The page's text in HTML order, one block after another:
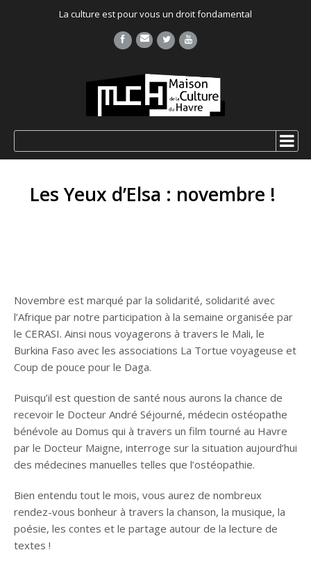
La culture est pour vous un droit fondamental
Les Yeux d’Elsa : novembre !
Novembre est marqué par la solidarité, solidarité avec
l’Afrique par notre participation à la semaine organisée par
le CERASI. Ainsi nous voyagerons à travers le Mali, le
Burkina Faso avec les associations La Tortue voyageuse et
Coup de pouce pour le Daga.
Puisqu’il est question de santé nous aurons la chance de
recevoir le Docteur André Séjourné, médecin ostéopathe
bénévole au Domus qui à travers un film tourné au Havre
par le Docteur Maigne, interroge sur la situation aujourd’hui
des médecines manuelles telles que l’ostéopathie.
Bien entendu tout le mois, vous aurez de nombreux
rendez-vous bonheur à travers la chanson, la musique, la
poésie, les contes et le partage autour de la lecture de
textes !